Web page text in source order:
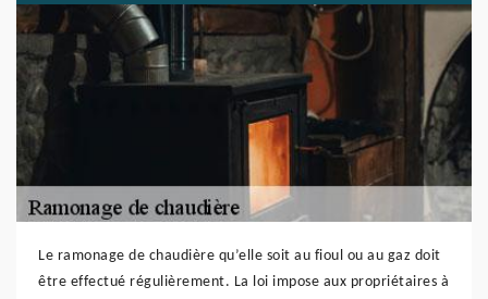
Le ramonage de chaudière qu’elle soit au fioul ou au gaz doit
être effectué régulièrement. La loi impose aux propriétaires à